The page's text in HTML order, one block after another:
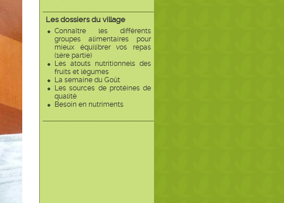
Les dossiers du village
Connaître les différents
groupes alimentaires pour
mieux équilibrer vos repas
(1ère partie)
Les atouts nutritionnels des
fruits et légumes
La semaine du Goût
Les sources de protéines de
qualité
Besoin en nutriments